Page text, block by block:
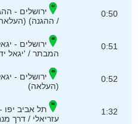
0:50
/ ההגנה)
0:51
ירושלים -
המבתר / 'יגאל
0:52
ירושלים -
(העלאה)
1:32
עזריאלי / דרך